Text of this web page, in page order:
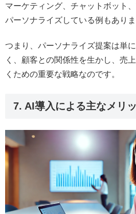
マーケティング、チャットボット
パーソナライズしている例もありま
つまり、パーソナライズ提案は単
く、顧客との関係性を生かし、売
くための重要な戦略なのです。
7. AI導入による主なメリ